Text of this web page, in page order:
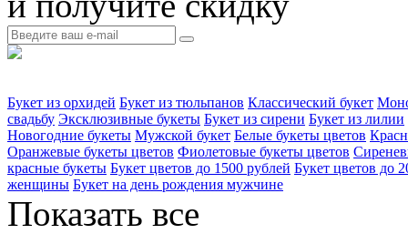
Букет из орхидей Букет из тюльпанов Классический букет
свадьбу Эксклюзивные букеты Букет из сирени Букет из лилии
Новогодние букеты Мужской букет Белые букеты цветов
Оранжевые букеты цветов Фиолетовые букеты цветов
красные букеты Букет цветов до 1500 рублей Букет цветов до
женщины Букет на день рождения мужчине
Показать все